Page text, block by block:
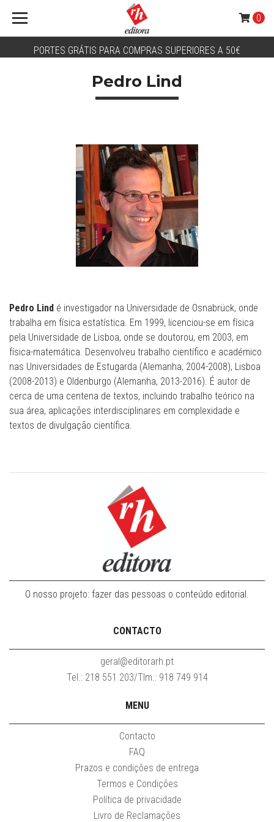
PORTES GRÁTIS PARA COMPRAS SUPERIORES A 50€
0
Pedro Lind
Pedro Lind é investigador na Universidade de Osnabrück, onde
trabalha em física estatística. Em 1999, licenciou-se em física
pela Universidade de Lisboa, onde se doutorou, em 2003, em
física-matemática. Desenvolveu trabalho científico e académico
nas Universidades de Estugarda (Alemanha, 2004-2008), Lisboa
(2008-2013) e Oldenburgo (Alemanha, 2013-2016). É autor de
cerca de uma centena de textos, incluindo trabalho teórico na
sua área, aplicações interdisciplinares em complexidade e
textos de divulgação científica.
O nosso projeto: fazer das pessoas o conteúdo editorial.
CONTACTO
geral@editorarh.pt
Tel.: 218 551 203/Tlm.: 918 749 914
MENU
Contacto
FAQ
Prazos e condições de entrega
Termos e Condições
Política de privacidade
Livro de Reclamações